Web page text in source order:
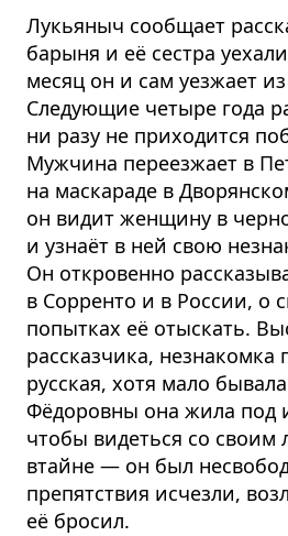
Лукьяныч сообщает
барыня и её сестра
месяц он и сам уезжает
Следующие четыре года
ни разу не приходится
Мужчина переезжает в
на маскараде в
он видит женщину в
и узнаёт в ней свою
Он откровенно
в Сорренто и в России, о
попытках её отыскать.
рассказчика, незнакомка
русская, хотя мало
Фёдоровны она жила под
чтобы видеться со
втайне — он был
препятствия исчезли,
её бросил.